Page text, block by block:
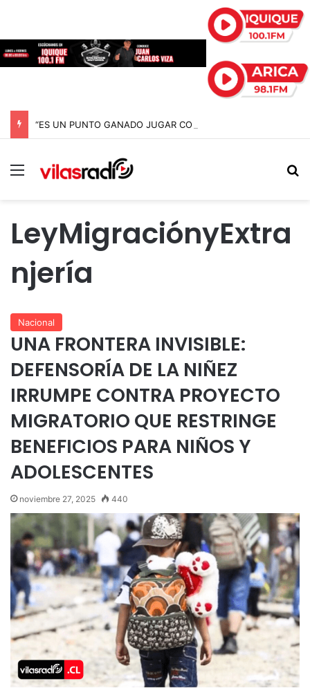
Menú
LeyMigraciónyExtra
njería
Nacional
UNA FRONTERA INVISIBLE:
DEFENSORÍA DE LA NIÑEZ
IRRUMPE CONTRA PROYECTO
MIGRATORIO QUE RESTRINGE
BENEFICIOS PARA NIÑOS Y
ADOLESCENTES
noviembre 27, 2025 440